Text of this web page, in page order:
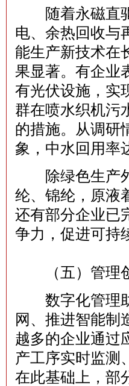
随着永磁直驱
电、余热回收与
能生产新技术在
果显著。有企业
有光伏设施，实
群在喷水织机污
的措施。从调研
象，中水回用率
除绿色生产外
纶、锦纶，原液
还有部分企业已
争力，促进可持
（五）管理创
数字化管理助
网、推进智能制
越多的企业通过
产工序实时监测
在此基础上，部